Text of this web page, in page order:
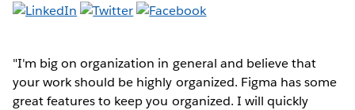
"I'm big on organization in general and believe that
your work should be highly organized. Figma has some
great features to keep you organized. I will quickly